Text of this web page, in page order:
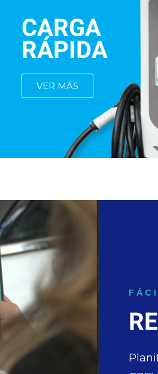
CARGA
RÁPIDA
VER MÁS